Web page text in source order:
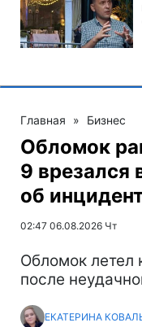
Главная » Бизнес
Обломок
9 врезался
об
02:47 06.08.2026 Чт
Обломок летел
после
ЕКАТЕРИНА